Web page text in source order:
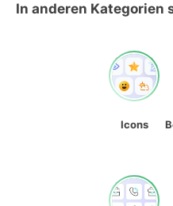
In anderen Kategorien
Icons